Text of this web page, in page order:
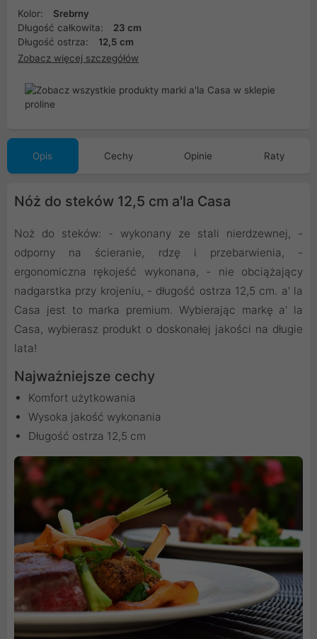
Kolor:
Srebrny
Długość całkowita:
23 cm
Długość ostrza:
12,5 cm
Zobacz więcej szczegółów
Opis Cechy Opinie Raty
Nóż do steków 12,5 cm a'la Casa
Noż do steków: - wykonany ze stali nierdzewnej, -
odporny na ścieranie, rdzę i przebarwienia, -
ergonomiczna rękojeść wykonana, - nie obciążający
nadgarstka przy krojeniu, - długość ostrza 12,5 cm. a' la
Casa jest to marka premium. Wybierając markę a' la
Casa, wybierasz produkt o doskonałej jakości na długie
lata!
Najważniejsze cechy
Komfort użytkowania
Wysoka jakość wykonania
Długość ostrza 12,5 cm